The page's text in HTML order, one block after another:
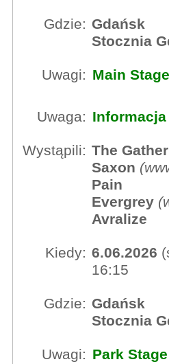
Gdzie: Gdańsk
Stocznia
Uwagi: Main Stage
Uwaga:
Wystąpili: The
Saxon (
Pain
Evergrey (
Avralize
Kiedy: 6.06.2026
16:15
Gdzie: Gdańsk
Stocznia
Uwagi: Park Stage